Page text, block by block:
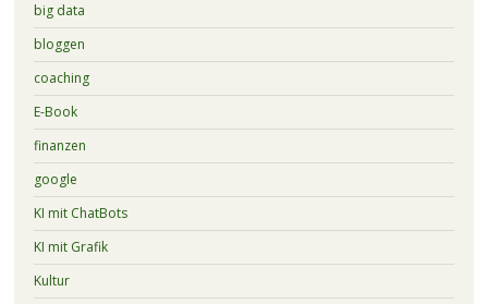
big data
bloggen
coaching
E-Book
finanzen
google
KI mit ChatBots
KI mit Grafik
Kultur